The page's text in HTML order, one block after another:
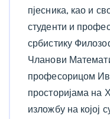
пјесника, као и
студенти и
србистику
Чланови
професорицом
просторијама на
изложбу на којој